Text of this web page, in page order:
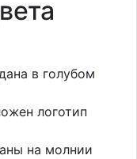
в голубом
логотип
на молнии